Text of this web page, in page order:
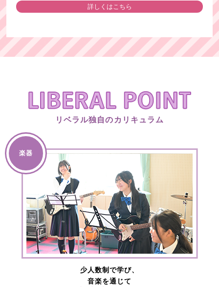
詳しくはこちら
リベラル独自のカリキュラム
楽器
少人数制で学び、
音楽を通じて